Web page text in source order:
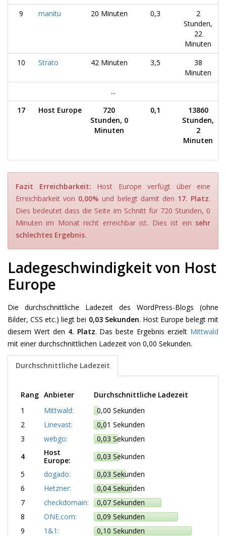
9
manitu 20 Minuten 0,3
2
Stunden,
22
Minuten
10
Strato 42 Minuten 3,5
38
Minuten
...
17
Host Europe
720
Stunden, 0
Minuten
0,1
13860
Stunden,
2
Minuten
Fazit Erreichbarkeit: Host Europe verfügt über eine
Erreichbarkeit von 0,00% und belegt damit den 17. Platz.
Dies bedeutet dass die Seite im Schnitt für 720 Stunden, 0
Minuten im Monat nicht erreichbar ist. Dies ist ein sehr
schlechtes Ergebnis.
Ladegeschwindigkeit von Host
Europe
Die durchschnittliche Ladezeit des WordPress-Blogs (ohne
Bilder, CSS etc.) liegt bei 0,03 Sekunden. Host Europe belegt mit
diesem Wert den 4. Platz. Das beste Ergebnis erzielt Mittwald
mit einer durchschnittlichen Ladezeit von 0,00 Sekunden.
Durchschnittliche Ladezeit
Rang Anbieter
Durchschnittliche Ladezeit
1
Mittwald:
0,00 Sekunden
2
Linevast:
0,01 Sekunden
3
webgo:
0,03 Sekunden
4
Host
Europe:
0,03 Sekunden
5
dogado:
0,03 Sekunden
6
Hetzner:
0,04 Sekunden
7
checkdomain:
0,07 Sekunden
8
ONE.com:
0,09 Sekunden
9
1&1:
0,10 Sekunden